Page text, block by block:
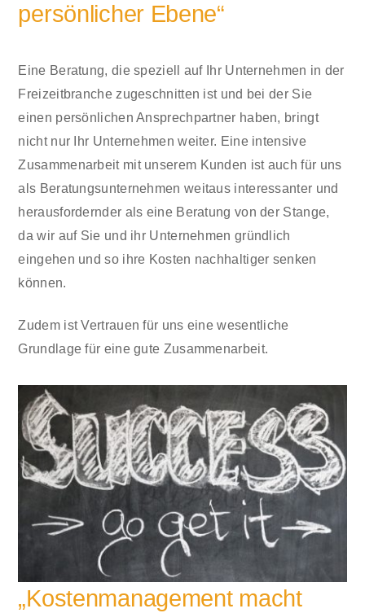
persönlicher Ebene“
Eine Beratung, die speziell auf Ihr Unternehmen in der
Freizeitbranche zugeschnitten ist und bei der Sie
einen persönlichen Ansprechpartner haben, bringt
nicht nur Ihr Unternehmen weiter. Eine intensive
Zusammenarbeit mit unserem Kunden ist auch für uns
als Beratungsunternehmen weitaus interessanter und
herausfordernder als eine Beratung von der Stange,
da wir auf Sie und ihr Unternehmen gründlich
eingehen und so ihre Kosten nachhaltiger senken
können.
Zudem ist Vertrauen für uns eine wesentliche
Grundlage für eine gute Zusammenarbeit.
„Kostenmanagement macht